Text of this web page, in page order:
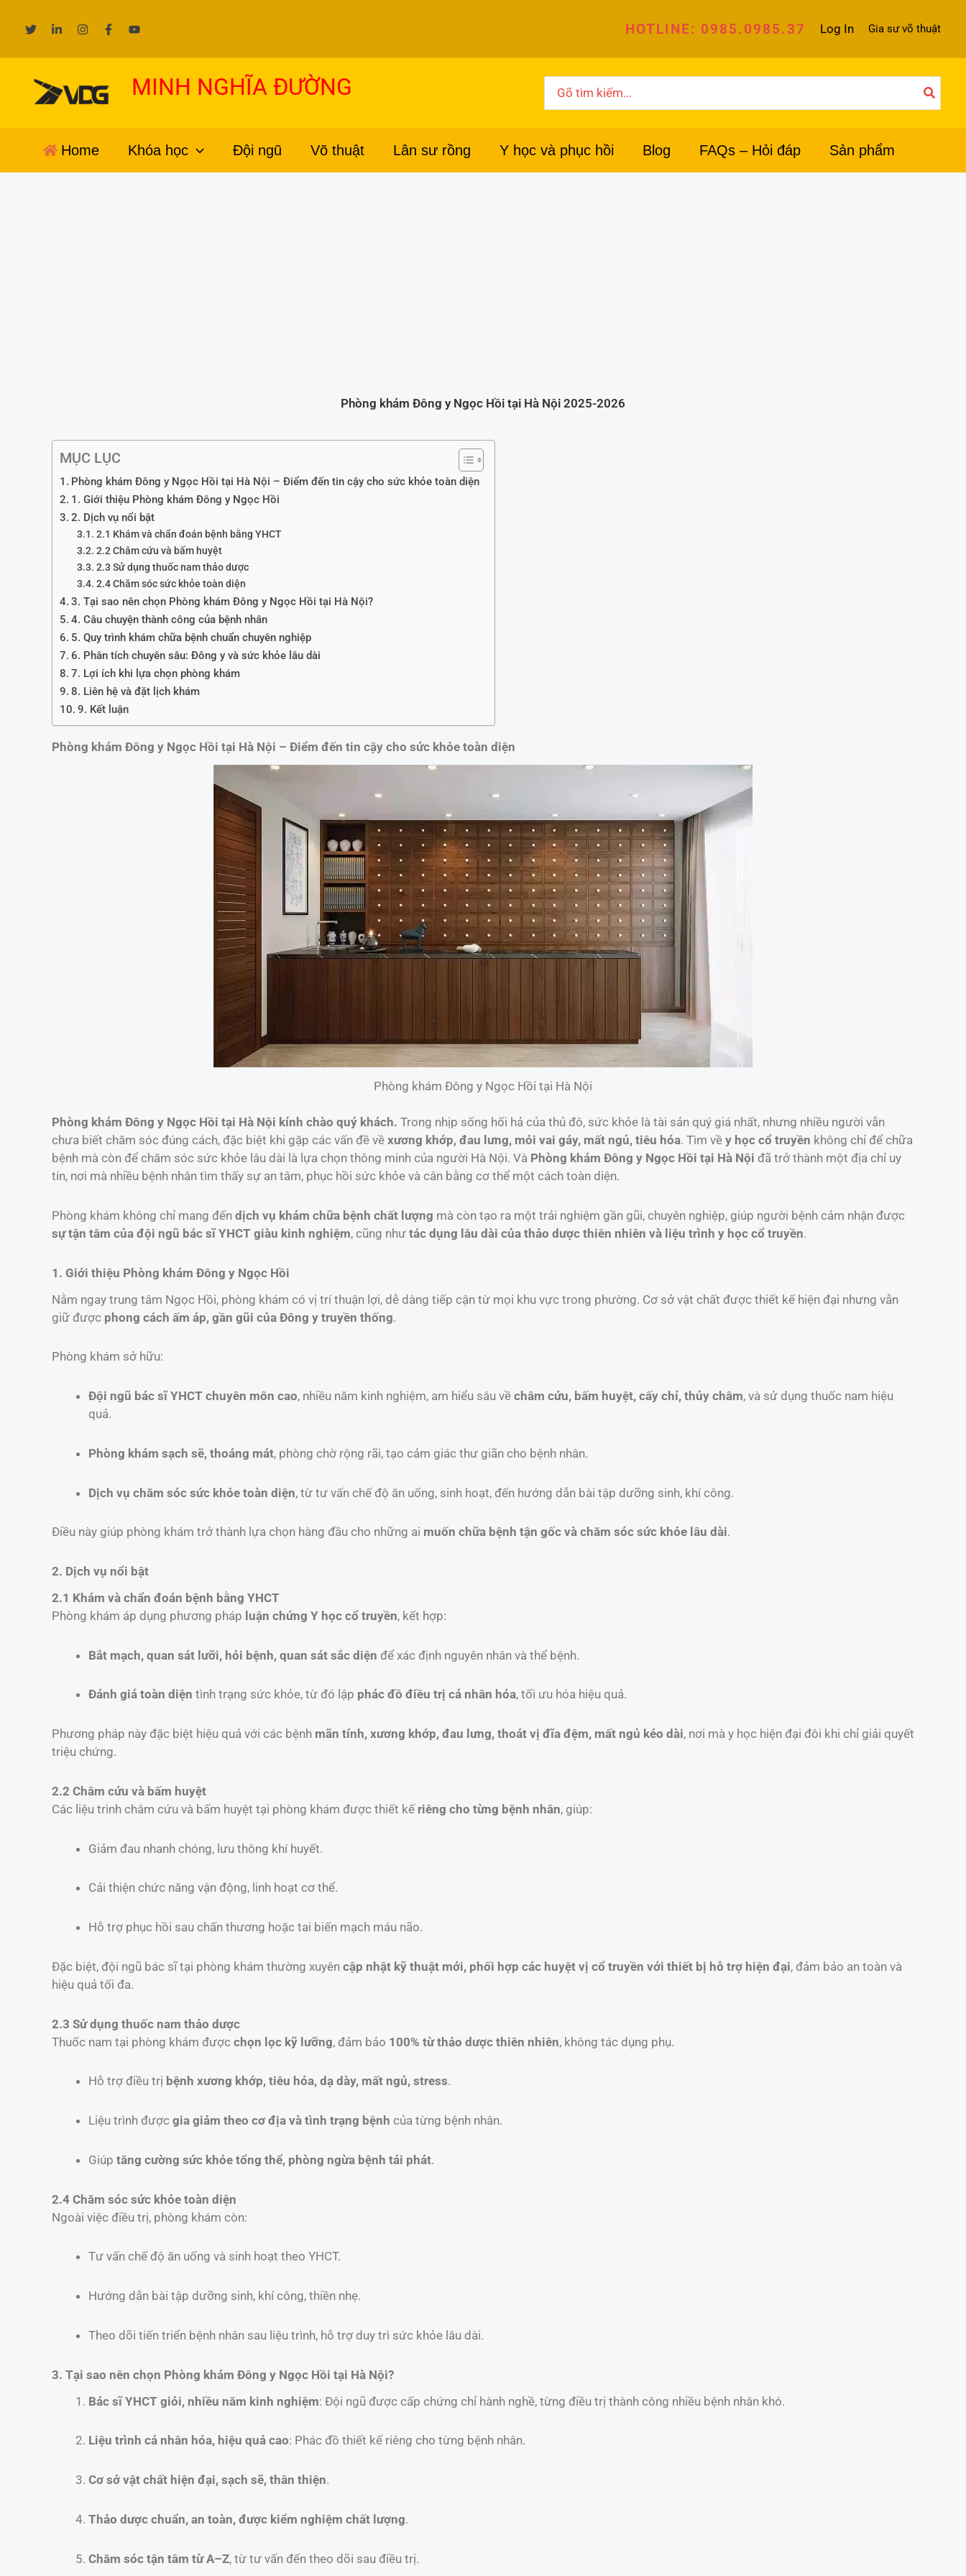
dung
HOTLINE: 0985.0985.37 Log In Gia sư võ thuật
MINH NGHĨA ĐƯỜNG
for:
Home Khóa học Đội ngũ Võ thuật Lân sư rồng Y học và phục hồi Blog FAQs – Hỏi đáp Sản phẩm
Phòng khám Đông y Ngọc Hồi tại Hà Nội 2025-2026
MỤC LỤC
Phòng khám Đông y Ngọc Hồi tại Hà Nội – Điểm đến tin cậy cho sức khỏe toàn diện
1. Giới thiệu Phòng khám Đông y Ngọc Hồi
2. Dịch vụ nổi bật
2.1 Khám và chẩn đoán bệnh bằng YHCT
2.2 Châm cứu và bấm huyệt
2.3 Sử dụng thuốc nam thảo dược
2.4 Chăm sóc sức khỏe toàn diện
3. Tại sao nên chọn Phòng khám Đông y Ngọc Hồi tại Hà Nội?
4. Câu chuyện thành công của bệnh nhân
5. Quy trình khám chữa bệnh chuẩn chuyên nghiệp
6. Phân tích chuyên sâu: Đông y và sức khỏe lâu dài
7. Lợi ích khi lựa chọn phòng khám
8. Liên hệ và đặt lịch khám
9. Kết luận
Phòng khám Đông y Ngọc Hồi tại Hà Nội – Điểm đến tin cậy cho sức khỏe toàn diện
Phòng khám Đông y Ngọc Hồi tại Hà Nội
Phòng khám Đông y Ngọc Hồi tại Hà Nội kính chào quý khách. Trong nhịp sống hối hả của thủ đô, sức khỏe là tài sản quý giá nhất, nhưng nhiều người vẫn
chưa biết chăm sóc đúng cách, đặc biệt khi gặp các vấn đề về xương khớp, đau lưng, mỏi vai gáy, mất ngủ, tiêu hóa. Tìm về y học cổ truyền không chỉ để chữa
bệnh mà còn để chăm sóc sức khỏe lâu dài là lựa chọn thông minh của người Hà Nội. Và Phòng khám Đông y Ngọc Hồi tại Hà Nội đã trở thành một địa chỉ uy
tín, nơi mà nhiều bệnh nhân tìm thấy sự an tâm, phục hồi sức khỏe và cân bằng cơ thể một cách toàn diện.
Phòng khám không chỉ mang đến dịch vụ khám chữa bệnh chất lượng mà còn tạo ra một trải nghiệm gần gũi, chuyên nghiệp, giúp người bệnh cảm nhận được
sự tận tâm của đội ngũ bác sĩ YHCT giàu kinh nghiệm, cũng như tác dụng lâu dài của thảo dược thiên nhiên và liệu trình y học cổ truyền.
1. Giới thiệu Phòng khám Đông y Ngọc Hồi
Nằm ngay trung tâm Ngọc Hồi, phòng khám có vị trí thuận lợi, dễ dàng tiếp cận từ mọi khu vực trong phường. Cơ sở vật chất được thiết kế hiện đại nhưng vẫn
giữ được phong cách ấm áp, gần gũi của Đông y truyền thống.
Phòng khám sở hữu:
Đội ngũ bác sĩ YHCT chuyên môn cao, nhiều năm kinh nghiệm, am hiểu sâu về châm cứu, bấm huyệt, cấy chỉ, thủy châm, và sử dụng thuốc nam hiệu
quả.
Phòng khám sạch sẽ, thoáng mát, phòng chờ rộng rãi, tạo cảm giác thư giãn cho bệnh nhân.
Dịch vụ chăm sóc sức khỏe toàn diện, từ tư vấn chế độ ăn uống, sinh hoạt, đến hướng dẫn bài tập dưỡng sinh, khí công.
Điều này giúp phòng khám trở thành lựa chọn hàng đầu cho những ai muốn chữa bệnh tận gốc và chăm sóc sức khỏe lâu dài.
2. Dịch vụ nổi bật
2.1 Khám và chẩn đoán bệnh bằng YHCT
Phòng khám áp dụng phương pháp luận chứng Y học cổ truyền, kết hợp:
Bắt mạch, quan sát lưỡi, hỏi bệnh, quan sát sắc diện để xác định nguyên nhân và thể bệnh.
Đánh giá toàn diện tình trạng sức khỏe, từ đó lập phác đồ điều trị cá nhân hóa, tối ưu hóa hiệu quả.
Phương pháp này đặc biệt hiệu quả với các bệnh mãn tính, xương khớp, đau lưng, thoát vị đĩa đệm, mất ngủ kéo dài, nơi mà y học hiện đại đôi khi chỉ giải quyết
triệu chứng.
2.2 Châm cứu và bấm huyệt
Các liệu trình châm cứu và bấm huyệt tại phòng khám được thiết kế riêng cho từng bệnh nhân, giúp:
Giảm đau nhanh chóng, lưu thông khí huyết.
Cải thiện chức năng vận động, linh hoạt cơ thể.
Hỗ trợ phục hồi sau chấn thương hoặc tai biến mạch máu não.
Đặc biệt, đội ngũ bác sĩ tại phòng khám thường xuyên cập nhật kỹ thuật mới, phối hợp các huyệt vị cổ truyền với thiết bị hỗ trợ hiện đại, đảm bảo an toàn và
hiệu quả tối đa.
2.3 Sử dụng thuốc nam thảo dược
Thuốc nam tại phòng khám được chọn lọc kỹ lưỡng, đảm bảo 100% từ thảo dược thiên nhiên, không tác dụng phụ.
Hỗ trợ điều trị bệnh xương khớp, tiêu hóa, dạ dày, mất ngủ, stress.
Liệu trình được gia giảm theo cơ địa và tình trạng bệnh của từng bệnh nhân.
Giúp tăng cường sức khỏe tổng thể, phòng ngừa bệnh tái phát.
2.4 Chăm sóc sức khỏe toàn diện
Ngoài việc điều trị, phòng khám còn:
Tư vấn chế độ ăn uống và sinh hoạt theo YHCT.
Hướng dẫn bài tập dưỡng sinh, khí công, thiền nhẹ.
Theo dõi tiến triển bệnh nhân sau liệu trình, hỗ trợ duy trì sức khỏe lâu dài.
3. Tại sao nên chọn Phòng khám Đông y Ngọc Hồi tại Hà Nội?
Bác sĩ YHCT giỏi, nhiều năm kinh nghiệm: Đội ngũ được cấp chứng chỉ hành nghề, từng điều trị thành công nhiều bệnh nhân khó.
Liệu trình cá nhân hóa, hiệu quả cao: Phác đồ thiết kế riêng cho từng bệnh nhân.
Cơ sở vật chất hiện đại, sạch sẽ, thân thiện.
Thảo dược chuẩn, an toàn, được kiểm nghiệm chất lượng.
Chăm sóc tận tâm từ A–Z, từ tư vấn đến theo dõi sau điều trị.